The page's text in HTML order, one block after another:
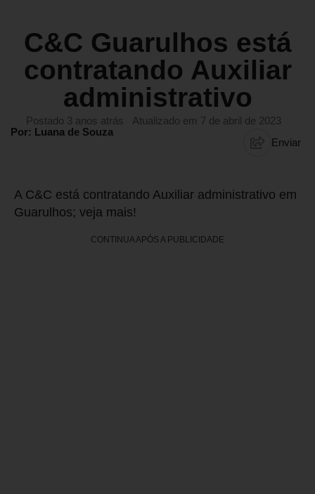
C&C Guarulhos está
contratando Auxiliar
administrativo
Postado 3 anos atrás
Atualizado em 7 de abril de 2023
Por: Luana de Souza
Enviar
A C&C está contratando Auxiliar administrativo em
Guarulhos; veja mais!
CONTINUA APÓS A PUBLICIDADE